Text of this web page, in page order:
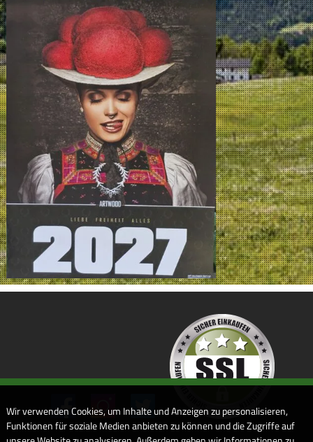
Wir verwenden Cookies, um Inhalte und Anzeigen zu personalisieren,
Funktionen für soziale Medien anbieten zu können und die Zugriffe auf